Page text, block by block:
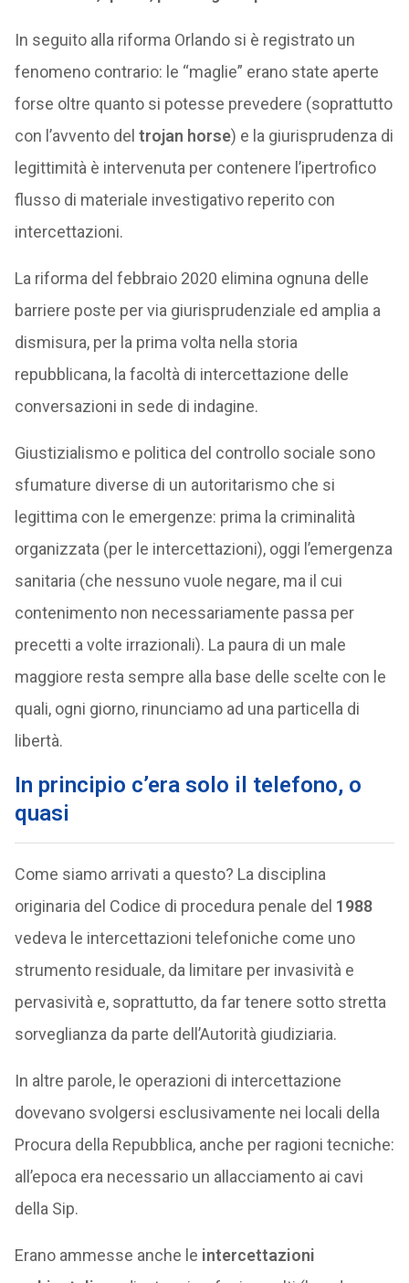
In seguito alla riforma Orlando si è registrato un
fenomeno contrario: le “maglie” erano state aperte
forse oltre quanto si potesse prevedere (soprattutto
con l’avvento del trojan horse) e la giurisprudenza di
legittimità è intervenuta per contenere l’ipertrofico
flusso di materiale investigativo reperito con
intercettazioni.
La riforma del febbraio 2020 elimina ognuna delle
barriere poste per via giurisprudenziale ed amplia a
dismisura, per la prima volta nella storia
repubblicana, la facoltà di intercettazione delle
conversazioni in sede di indagine.
Giustizialismo e politica del controllo sociale sono
sfumature diverse di un autoritarismo che si
legittima con le emergenze: prima la criminalità
organizzata (per le intercettazioni), oggi l’emergenza
sanitaria (che nessuno vuole negare, ma il cui
contenimento non necessariamente passa per
precetti a volte irrazionali). La paura di un male
maggiore resta sempre alla base delle scelte con le
quali, ogni giorno, rinunciamo ad una particella di
libertà.
In principio c’era solo il telefono, o
quasi
Come siamo arrivati a questo? La disciplina
originaria del Codice di procedura penale del 1988
vedeva le intercettazioni telefoniche come uno
strumento residuale, da limitare per invasività e
pervasività e, soprattutto, da far tenere sotto stretta
sorveglianza da parte dell’Autorità giudiziaria.
In altre parole, le operazioni di intercettazione
dovevano svolgersi esclusivamente nei locali della
Procura della Repubblica, anche per ragioni tecniche:
all’epoca era necessario un allacciamento ai cavi
della Sip.
Erano ammesse anche le intercettazioni